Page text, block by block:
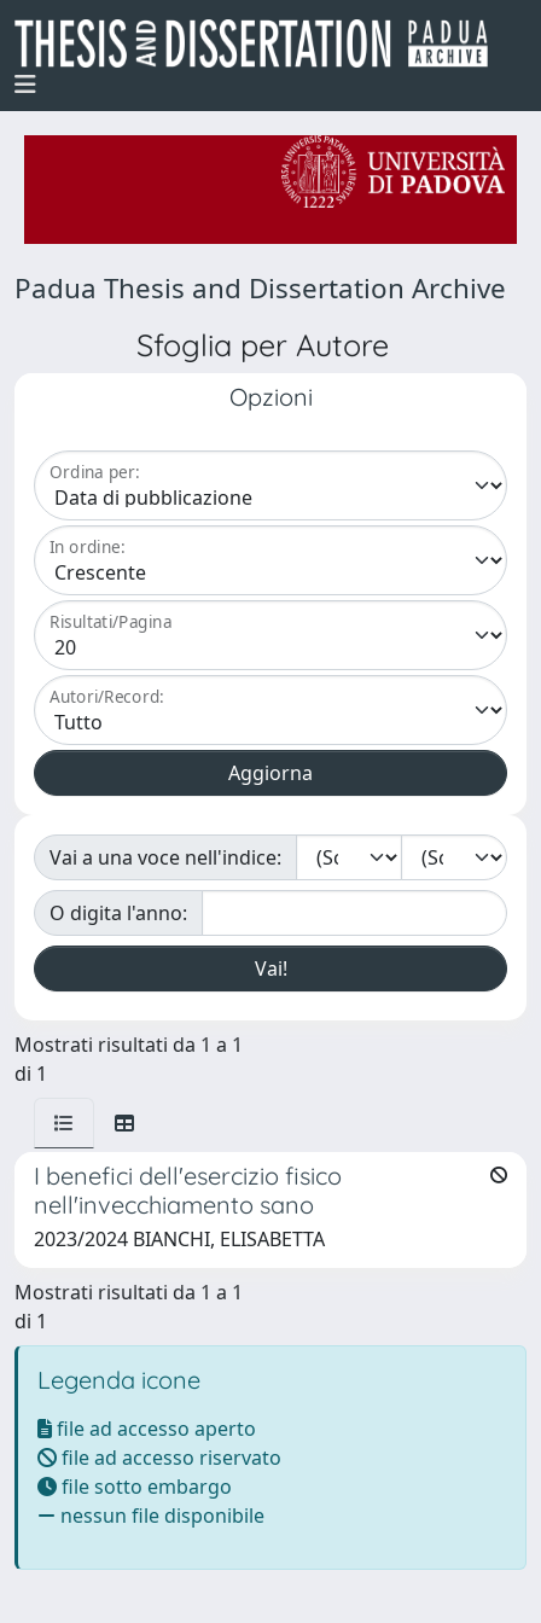
Padua Thesis and Dissertation Archive
Sfoglia per Autore
Opzioni
Ordina per:
In ordine:
Risultati/Pagina
Autori/Record:
Vai a una voce nell'indice:
O digita l'anno:
Mostrati risultati da 1 a 1
di 1
I benefici dell'esercizio fisico
nell'invecchiamento sano
2023/2024 BIANCHI, ELISABETTA
Mostrati risultati da 1 a 1
di 1
Legenda icone
file ad accesso aperto
file ad accesso riservato
file sotto embargo
nessun file disponibile